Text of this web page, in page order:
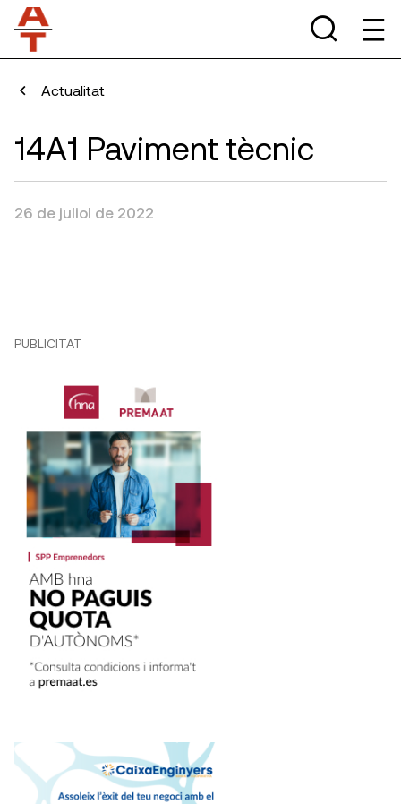
Actualitat
14A1 Paviment tècnic
26 de juliol de 2022
PUBLICITAT